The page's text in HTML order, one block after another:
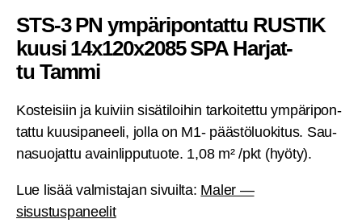
STS‑3 PN ympä­ri­pon­tat­tu RUS­TIK
kuusi 14x120x2085 SPA Har­jat­
tu Tammi
Kos­tei­siin ja kui­viin sisä­ti­loi­hin tar­koi­tet­tu ympä­ri­pon­
tat­tu kuusi­pa­nee­li, jol­la on M1- pääs­tö­luo­ki­tus. Sau­
na­suo­jat­tu avain­lip­pu­tuo­te. 1,08 m² /pkt (hyö­ty).
Lue lisää val­mis­ta­jan sivuil­ta: Maler —
sisustuspaneelit